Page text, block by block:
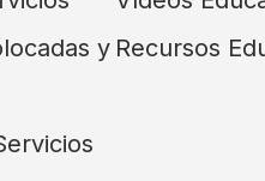
y Recursos